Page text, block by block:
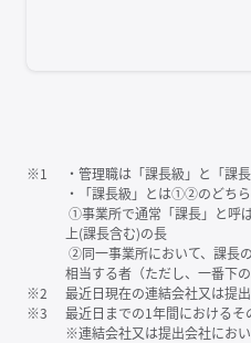
※1
・管理職は「課⻑級」と「課
・「課⻑級」とは①②のどち
①事業所で通常「課⻑」と呼
上(課⻑含む)の⻑
②同一事業所において、課⻑
相当する者（ただし、一番下
※2
最近日現在の連結会社又は提
※3
最近日までの1年間におけるそ
※連結会社又は提出会社にお